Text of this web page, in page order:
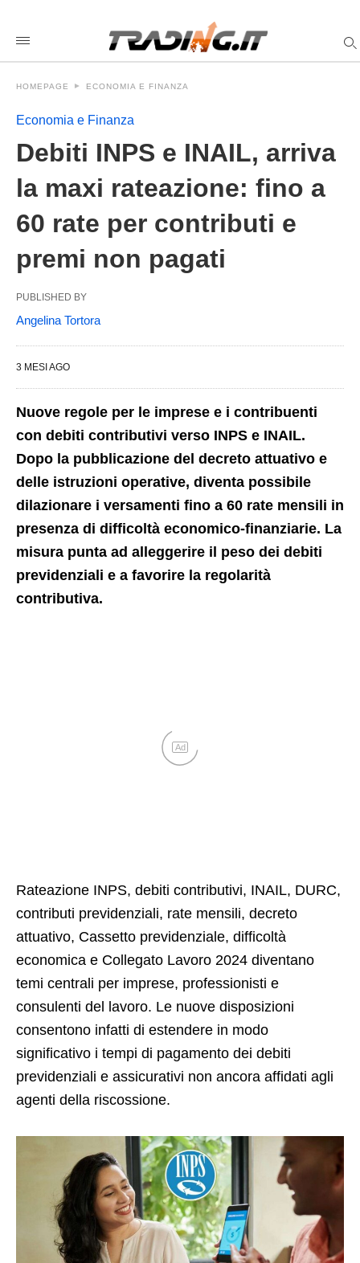
/debiti-
inail-
rateazione-
rate-
premi/amp/
HOMEPAGE ECONOMIA E FINANZA
Economia e Finanza
Debiti INPS e INAIL, arriva
la maxi rateazione: fino a
60 rate per contributi e
premi non pagati
PUBLISHED BY
Angelina Tortora
3 MESI AGO
Nuove regole per le imprese e i contribuenti
con debiti contributivi verso INPS e INAIL.
Dopo la pubblicazione del decreto attuativo e
delle istruzioni operative, diventa possibile
dilazionare i versamenti fino a 60 rate mensili in
presenza di difficoltà economico-finanziarie. La
misura punta ad alleggerire il peso dei debiti
previdenziali e a favorire la regolarità
contributiva.
Ad
Rateazione INPS, debiti contributivi, INAIL, DURC,
contributi previdenziali, rate mensili, decreto
attuativo, Cassetto previdenziale, difficoltà
economica e Collegato Lavoro 2024 diventano
temi centrali per imprese, professionisti e
consulenti del lavoro. Le nuove disposizioni
consentono infatti di estendere in modo
significativo i tempi di pagamento dei debiti
previdenziali e assicurativi non ancora affidati agli
agenti della riscossione.